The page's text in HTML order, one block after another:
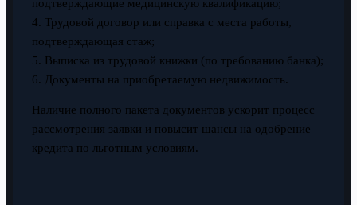
подтверждающие медицинскую квалификацию;
4. Трудовой договор или справка с места работы,
подтверждающая стаж;
5. Выписка из трудовой книжки (по требованию банка);
6. Документы на приобретаемую недвижимость.
Наличие полного пакета документов ускорит процесс
рассмотрения заявки и повысит шансы на одобрение
кредита по льготным условиям.